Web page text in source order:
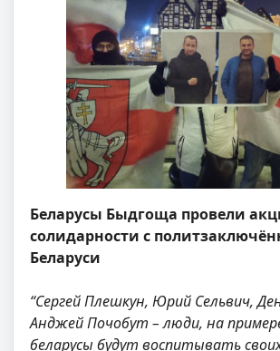
Беларусы Быдгоща провели
солидарности с
Беларуси
“Сергей Плешкун, Юрий Сельвич,
Анджей Почобут – люди, на
беларусы будут воспитывать